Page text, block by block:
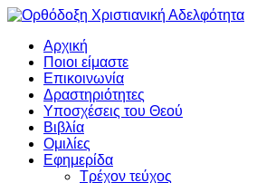
Αρχική
Ποιοι είμαστε
Επικοινωνία
Δραστηριότητες
Υποσχέσεις του Θεού
Βιβλία
Ομιλίες
Εφημερίδα
Τρέχον τεύχος